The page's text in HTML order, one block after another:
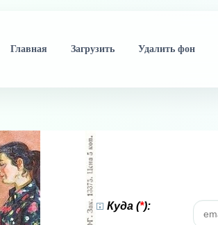
Главная Загрузить Удалить фон
Куда (*):